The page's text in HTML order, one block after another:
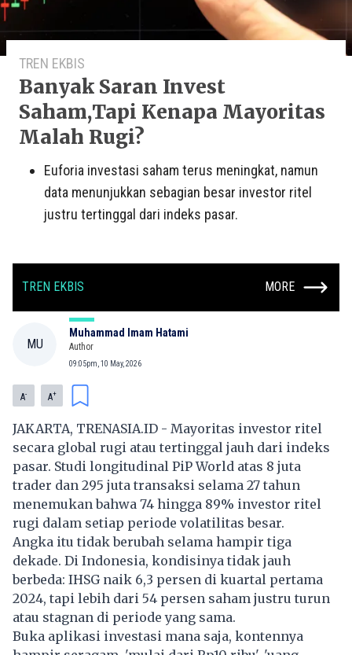
TREN EKBIS
Banyak Saran Invest
Saham,Tapi Kenapa Mayoritas
Malah Rugi?
Euforia investasi saham terus meningkat, namun
data menunjukkan sebagian besar investor ritel
justru tertinggal dari indeks pasar.
TREN EKBIS MORE
MU
Muhammad Imam Hatami
Author
09:05pm, 10 May, 2026
A- A+
JAKARTA, TRENASIA.ID - Mayoritas investor ritel
secara global rugi atau tertinggal jauh dari indeks
pasar. Studi longitudinal PiP World atas 8 juta
trader dan 295 juta transaksi selama 27 tahun
menemukan bahwa 74 hingga 89% investor ritel
rugi dalam setiap periode volatilitas besar.
Angka itu tidak berubah selama hampir tiga
dekade. Di Indonesia, kondisinya tidak jauh
berbeda: IHSG naik 6,3 persen di kuartal pertama
2024, tapi lebih dari 54 persen saham justru turun
atau stagnan di periode yang sama.
Buka aplikasi investasi mana saja, kontennya